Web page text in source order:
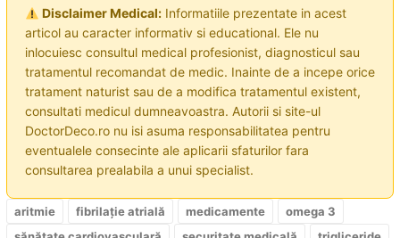
Disclaimer Medical:Informatiile prezentate in acest
articol au caracter informativ si educational. Ele nu
inlocuiesc consultul medical profesionist, diagnosticul sau
tratamentul recomandat de medic. Inainte de a incepe orice
tratament naturist sau de a modifica tratamentul existent,
consultati medicul dumneavoastra. Autorii si site-ul
DoctorDeco.ro nu isi asuma responsabilitatea pentru
eventualele consecinte ale aplicarii sfaturilor fara
consultarea prealabila a unui specialist.
aritmie fibrilație atrială medicamente
omega 3